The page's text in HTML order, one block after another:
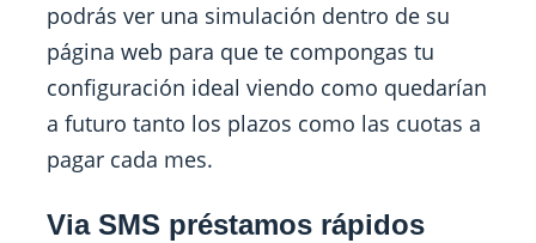
podrás ver una simulación dentro de su
página web para que te compongas tu
configuración ideal viendo como quedarían
a futuro tanto los plazos como las cuotas a
pagar cada mes.
Via SMS préstamos rápidos